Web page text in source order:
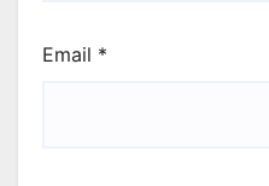
Email *